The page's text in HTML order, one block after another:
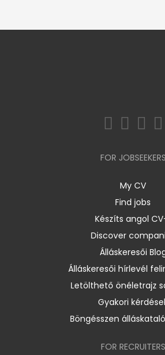
FOR JOBSEEKERS
My CV
Find jobs
Készíts angol
Discover
Álláskeresői
Álláskeresői hírlevél
Letölthető önéletrajz
Gyakori
Böngésszen
FOR RECRUITERS